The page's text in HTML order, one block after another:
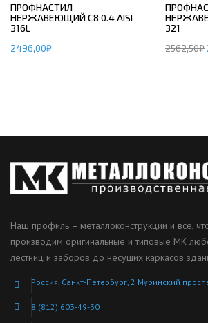
ПРОФНАСТИЛ
НЕРЖАВЕЮЩИЙ С8 0.4 AISI
316L
2496,00₽
321
2562,50₽
Наш профиль – металлоконструкции и все,
производим оригинальные и типовые МК
лестниц и заборов до несущих каркасов
Россия, Санкт-Петербург, 2 Муринский
8 (812) 603-49-30